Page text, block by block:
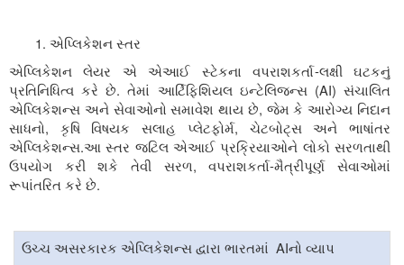
એપ્લિકેશન સ્તર
એપ્લિકેશન લેયર એ એઆઈ સ્ટેકના વપરાશકર્તા-લક્ષી ઘટકનું
પ્રતિનિધિત્વ કરે છે. તેમાં આર્ટિફિશિયલ ઇન્ટેલિજન્સ (AI)સંચાલિત
એપ્લિકેશન્સ અને સેવાઓનો સમાવેશ થાય છે, જેમ કે આરોગ્ય નિદાન
સાધનો, કૃષિ વિષયક સલાહ પ્લેટફોર્મ,
ચેટબોટ્સ અને ભાષાંતર
એપ્લિકેશન્સ.આ સ્તર જટિલ એઆઈ પ્રક્રિયાઓને લોકો સરળતાથી
ઉપયોગ કરી શકે તેવી સરળ,વપરાશકર્તા-મૈત્રીપૂર્ણ સેવાઓમાં
રૂપાંતરિત કરે છે.
ઉચ્ચ અસરકારક એપ્લિકેશન્સ દ્વારા ભારતમાં AIનો વ્યાપ